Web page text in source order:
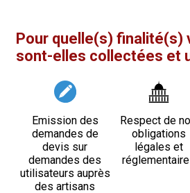
Pour quelle(s) finalité(s)
sont-elles collectées et
Emission des
demandes de
devis sur
demandes des
utilisateurs auprès
des artisans
Respect de
obligations
légales et